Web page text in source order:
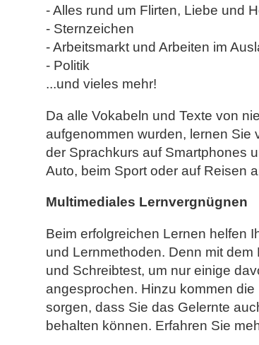
- Alles rund um Flirten, Liebe und
- Sternzeichen
- Arbeitsmarkt und Arbeiten im
- Politik
...und vieles mehr!
Da alle Vokabeln und Texte von
aufgenommen wurden, lernen Sie
der Sprachkurs auf Smartphones
Auto, beim Sport oder auf Reisen
Multimediales Lernvergnügnen
Beim erfolgreichen Lernen helfen
und Lernmethoden. Denn mit
und Schreibtest, um nur einige
angesprochen. Hinzu kommen
sorgen, dass Sie das Gelernte
behalten können. Erfahren Sie